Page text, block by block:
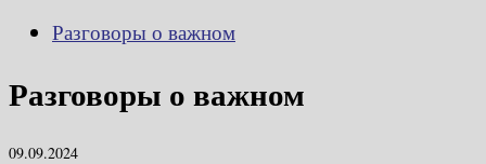
Разговоры о важном
Разговоры о важном
09.09.2024